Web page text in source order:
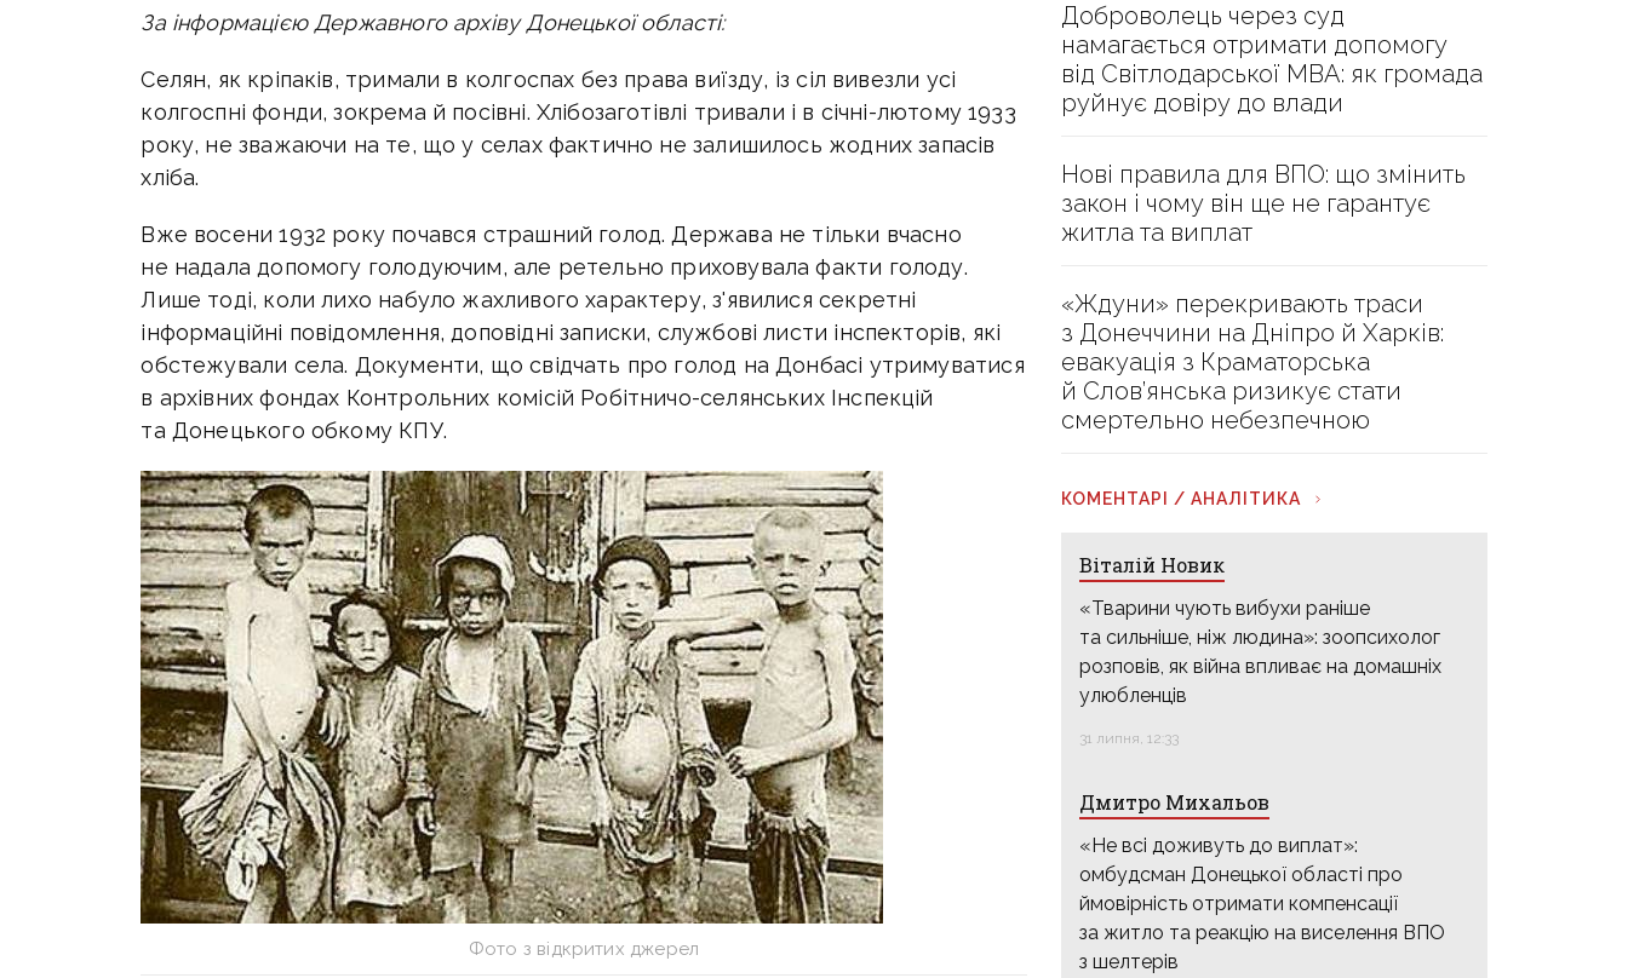
За інформацією Державного архіву Донецької області:
Селян, як кріпаків, тримали в колгоспах без права виїзду, із сіл вивезли усі
колгоспні фонди, зокрема й посівні. Хлібозаготівлі тривали і в січні-лютому 1933
року, не зважаючи на те, що у селах фактично не залишилось жодних запасів
хліба.
Вже восени 1932 року почався страшний голод. Держава не тільки вчасно
не надала допомогу голодуючим, але ретельно приховувала факти голоду.
Лише тоді, коли лихо набуло жахливого характеру, з'явилися секретні
інформаційні повідомлення, доповідні записки, службові листи інспекторів, які
обстежували села. Документи, що свідчать про голод на Донбасі утримуватися
в архівних фондах Контрольних комісій Робітничо-селянських Інспекцій
та Донецького обкому КПУ.
Фото з відкритих джерел
Доброволець через суд
намагається отримати допомогу
від Світлодарської МВА: як громада
руйнує довіру до влади
Нові правила для ВПО: що змінить
закон і чому він ще не гарантує
житла та виплат
«Ждуни» перекривають траси
з Донеччини на Дніпро й Харків:
евакуація з Краматорська
й Слов’янська ризикує стати
смертельно небезпечною
КОМЕНТАРІ / АНАЛІТИКА
Віталій Новик
«Тварини чують вибухи раніше
та сильніше, ніж людина»: зоопсихолог
розповів, як війна впливає на домашніх
улюбленців
31 липня, 12:33
Дмитро Михальов
«Не всі доживуть до виплат»:
омбудсман Донецької області про
ймовірність отримати компенсації
за житло та реакцію на виселення ВПО
з шелтерів